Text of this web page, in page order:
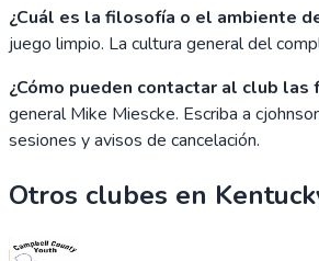
¿Cuál es la filosofía o el ambiente
juego limpio. La cultura general del
¿Cómo pueden contactar al club las
general Mike Miescke. Escriba a
sesiones y avisos de cancelación.
Otros clubes en